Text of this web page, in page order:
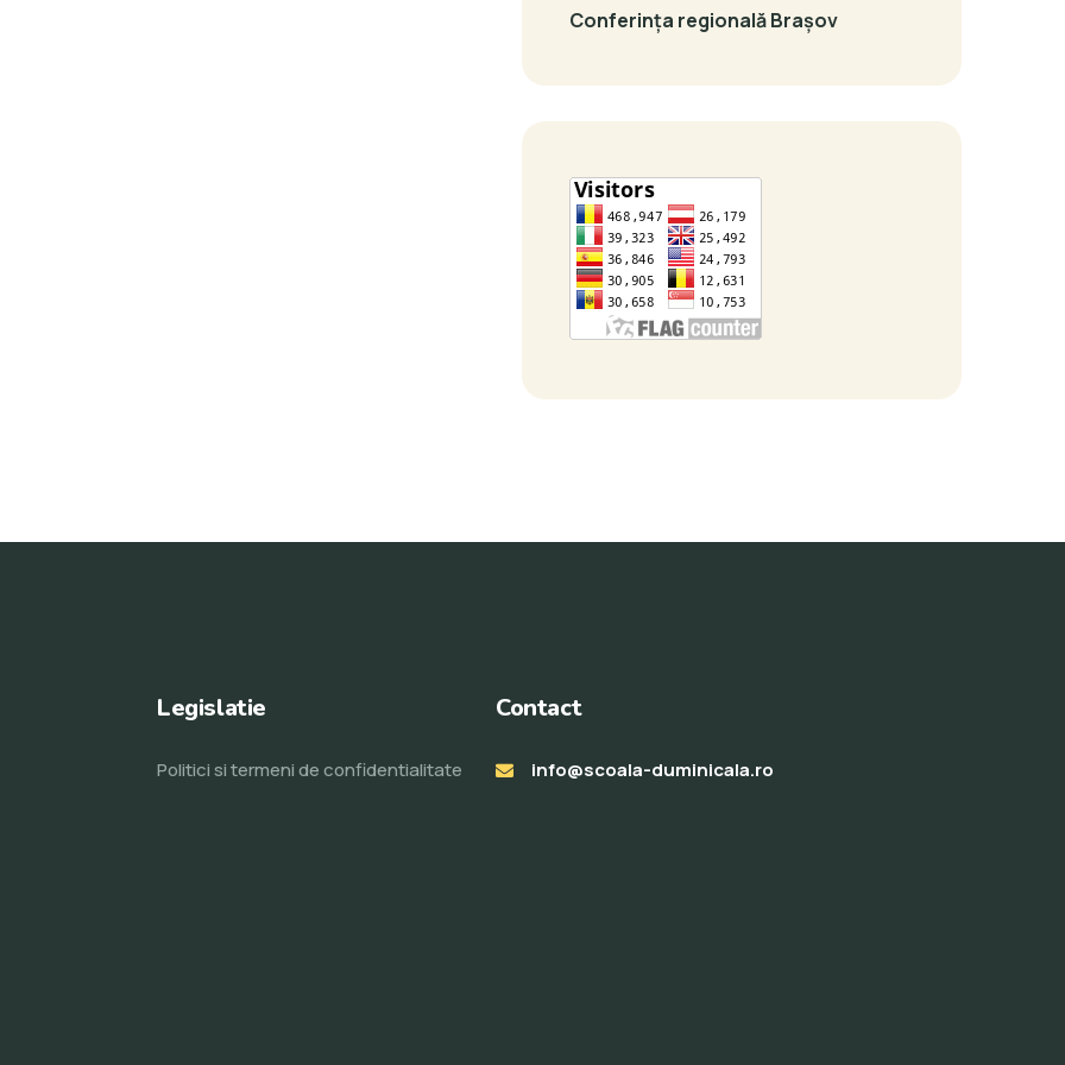
Conferința regională Brașov
Legislatie
Politici si termeni de confidentialitate
Contact
info@scoala-duminicala.ro